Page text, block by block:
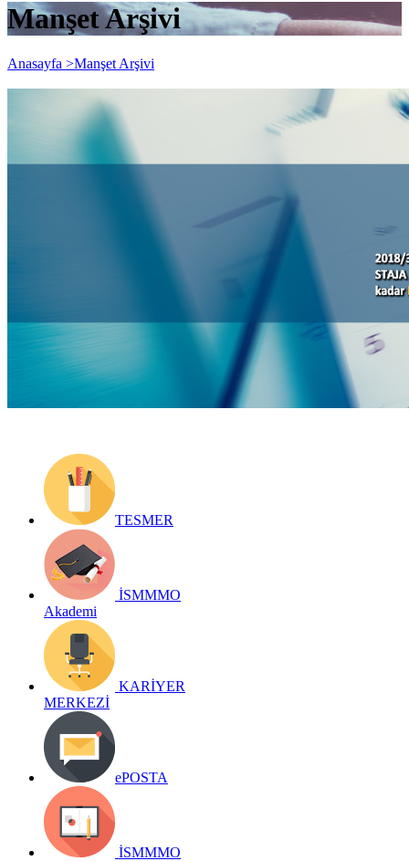
Manşet Arşivi
Anasayfa >Manşet Arşivi
SGS BAŞVURU SÜRESİ
UZATILMIŞTIR
Detay bilgiler:
Geri Dön
TESMER
İSMMMO
Akademi
KARİYER
MERKEZİ
ePOSTA
İSMMMO